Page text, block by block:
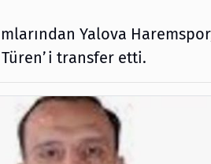
Yalova
transfer etti.